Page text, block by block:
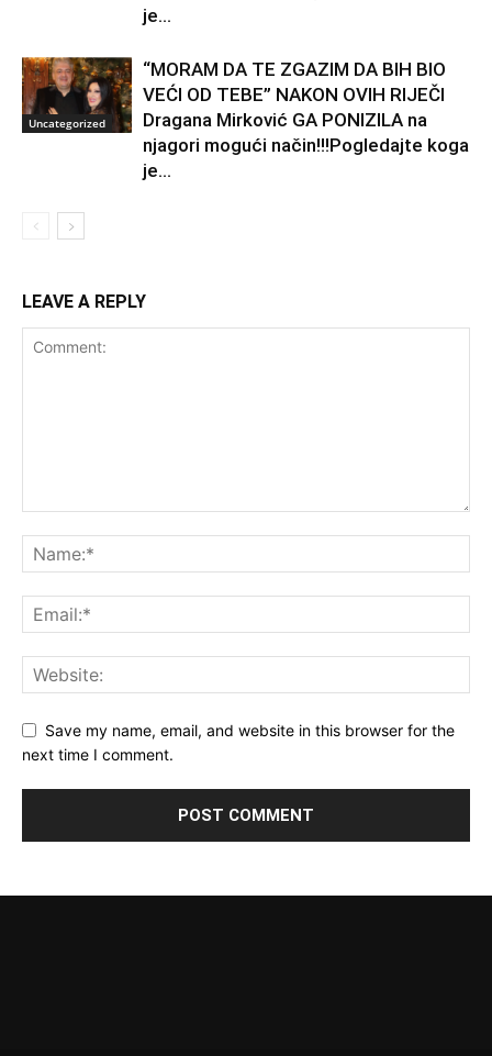
je...
Uncategorized
“MORAM DA TE ZGAZIM DA BIH BIO
VEĆI OD TEBE” NAKON OVIH RIJEČI
Dragana Mirković GA PONIZILA na
njagori mogući način!!!Pogledajte koga
je...
LEAVE A REPLY
Save my name, email, and website in this browser for the
next time I comment.